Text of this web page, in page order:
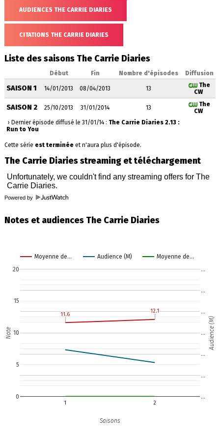
AUDIENCES THE CARRIE DIARIES
CITATIONS THE CARRIE DIARIES
Liste des saisons The Carrie Diaries
Début Fin Nombre d'épisodes Diffusion
SAISON 1 14/01/2013 08/04/2013 13
The
CW
SAISON 2 25/10/2013 31/01/2014 13
The
CW
› Dernier épisode diffusé le 31/01/14 : The Carrie Diaries 2.13 :
Run to You
Cette série est terminéeet n'aura plus d'épisode.
The Carrie Diaries streaming et téléchargement
Powered by
Notes et audiences The Carrie Diaries
Moyenne de… Audience (M) Moyenne de…
1 2
0
5
10
15
20
…
…
…
…
…
…
…
11.6
11.6 12.1
12.1
Saisons
Note Audience (M)